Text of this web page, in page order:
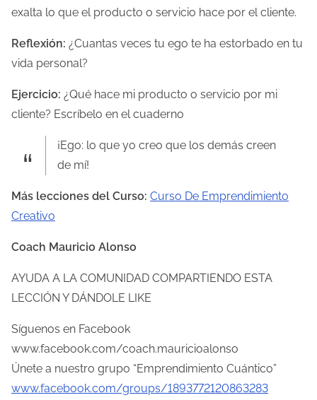
exalta lo que el producto o servicio hace por el cliente.
Reflexión: ¿Cuantas veces tu ego te ha estorbado en tu
vida personal?
Ejercicio: ¿Qué hace mi producto o servicio por mi
cliente? Escríbelo en el cuaderno
¡Ego: lo que yo creo que los demás creen
de mí!
Más lecciones del Curso: Curso De Emprendimiento
Creativo
Coach Mauricio Alonso
AYUDA A LA COMUNIDAD COMPARTIENDO ESTA
LECCIÓN Y DÁNDOLE LIKE
Síguenos en Facebook
www.facebook.com/coach.mauricioalonso
Únete a nuestro grupo “Emprendimiento Cuántico”
www.facebook.com/groups/1893772120863283